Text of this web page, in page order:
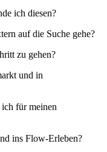
ich diesen?
auf die Suche gehe?
zu gehen?
und in
für meinen
ins Flow-Erleben?